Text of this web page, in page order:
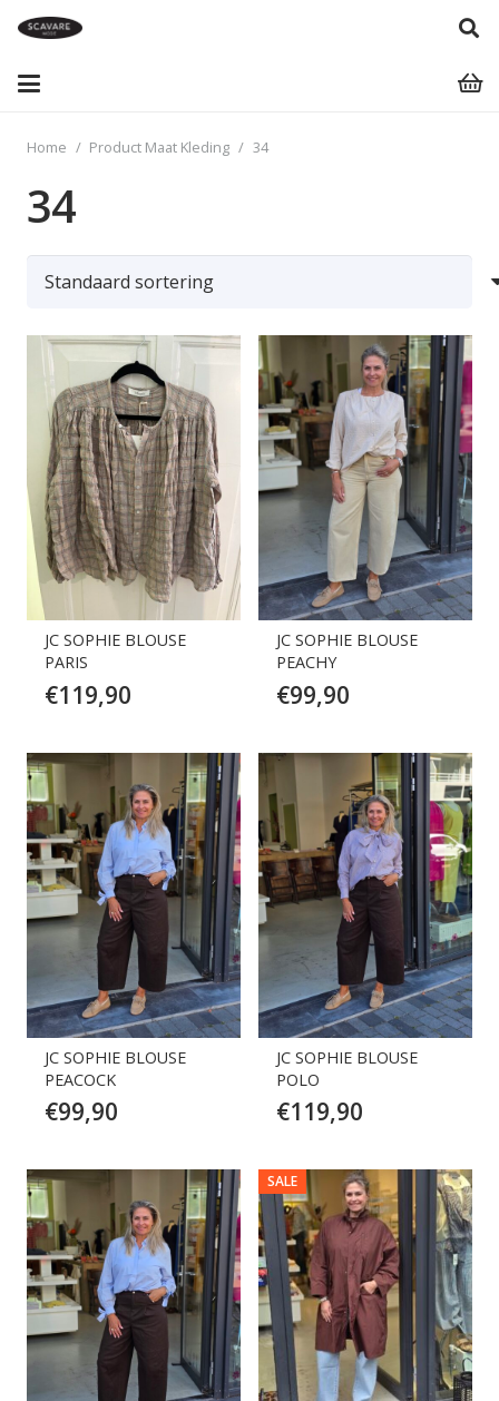
Home / Product Maat Kleding / 34
34
JC SOPHIE BLOUSE
PARIS
€119,90
JC SOPHIE BLOUSE
PEACHY
€99,90
JC SOPHIE BLOUSE
PEACOCK
€99,90
JC SOPHIE BLOUSE
POLO
€119,90
SALE